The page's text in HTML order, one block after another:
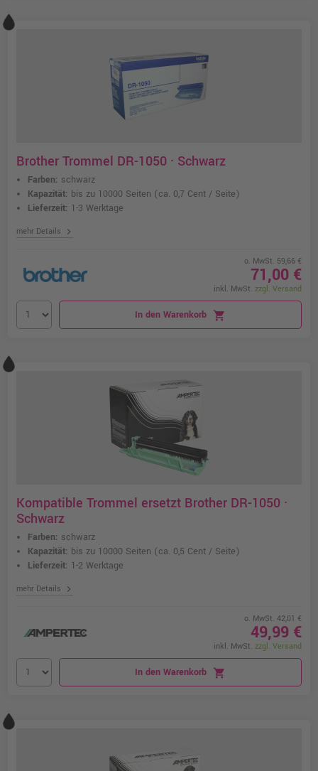
Brother Trommel DR-1050 · Schwarz
Farben: schwarz
Kapazität: bis zu 10000 Seiten (ca. 0,7 Cent / Seite)
Lieferzeit: 1-3 Werktage
mehr Details chevron_right
o. MwSt. 59,66 €
71,00 €
inkl. MwSt. zzgl. Versand
In den Warenkorb shopping_cart
Kompatible Trommel ersetzt Brother DR-1050 ·
Schwarz
Farben: schwarz
Kapazität: bis zu 10000 Seiten (ca. 0,5 Cent / Seite)
Lieferzeit: 1-2 Werktage
mehr Details chevron_right
o. MwSt. 42,01 €
49,99 €
inkl. MwSt. zzgl. Versand
In den Warenkorb shopping_cart